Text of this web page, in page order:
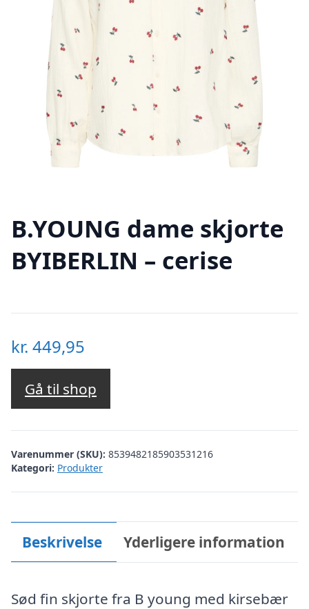
B.YOUNG dame skjorte
BYIBERLIN – cerise
kr. 449,95
Gå til shop
Varenummer (SKU): 8539482185903531216
Kategori: Produkter
Beskrivelse Yderligere information
Sød fin skjorte fra B young med kirsebær